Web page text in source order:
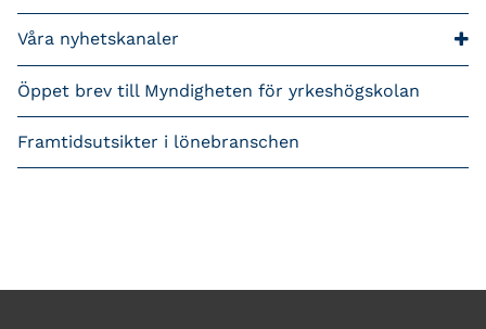
Våra nyhetskanaler
Öppet brev till Myndigheten för yrkeshögskolan
Framtidsutsikter i lönebranschen